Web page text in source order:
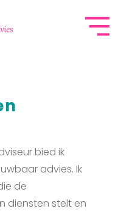
bied ik
advies. Ik
de
diensten stelt en